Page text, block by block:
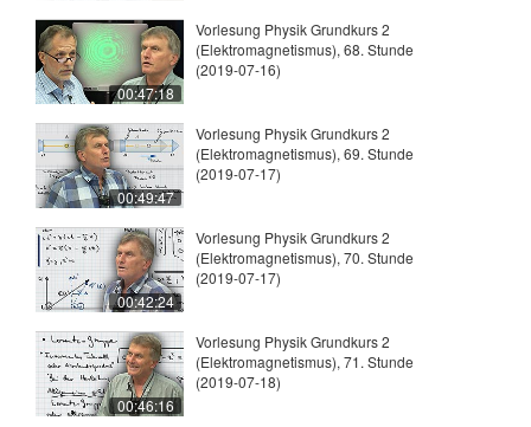
00:47:18
Vorlesung Physik Grundkurs 2
(Elektromagnetismus), 68. Stunde
(2019-07-16)
00:49:47
Vorlesung Physik Grundkurs 2
(Elektromagnetismus), 69. Stunde
(2019-07-17)
00:42:24
Vorlesung Physik Grundkurs 2
(Elektromagnetismus), 70. Stunde
(2019-07-17)
00:46:16
Vorlesung Physik Grundkurs 2
(Elektromagnetismus), 71. Stunde
(2019-07-18)